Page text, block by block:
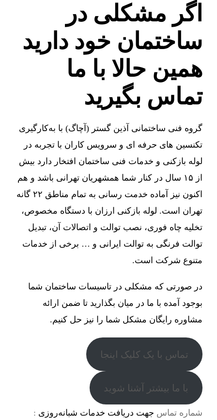
اگر مشکلی در
ساختمان خود دارید
همین حالا با ما
تماس بگیرید
گروه فنی ساختمانی آذین گستر (آچاگ) با به‌کارگیری
تکنسین های حرفه ای و سرویس کاران با تجربه در
لوله بازکنی و خدمات فنی ساختمان افتخار دارد بیش
از ۱۵ سال در کنار شما همشهریان تهرانی باشد و هم
اکنون نیز آماده خدمت رسانی به تمام مناطق ۲۲ گانه
تهران است. لوله بازکنی ارزان با دستگاه مخصوص،
تخلیه چاه فوری، نصب توالت و اتصالات آن، تبدیل
توالت فرنگی به توالت ایرانی و … برخی از خدمات
متنوع شرکت است.
در صورتی که مشکلی در تاسیسات ساختمان شما
بوجود آمده با ما در میان بگذارید تا ضمن ارائه
مشاوره رایگان مشکل شما را نیز حل کنیم.
تماس با یک کلیک اینجا
با ما بیشتر آشنا شوید
شماره تماس جهت دریافت خدمات شبانه‌روزی :